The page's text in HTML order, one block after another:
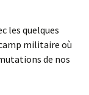
les quelques
militaire où
de nos